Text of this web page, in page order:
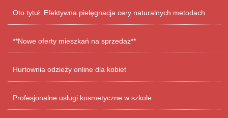
Oto tytuł: Efektywna pielęgnacja cery naturalnych metodach
**Nowe oferty mieszkań na sprzedaż**
Hurtownia odzieży online dla kobiet
Profesjonalne usługi kosmetyczne w szkole